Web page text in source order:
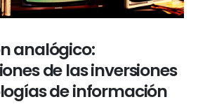
analógico:
de las inversiones
de información